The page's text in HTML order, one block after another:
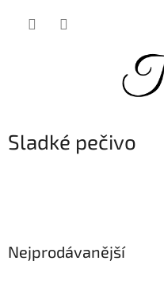
Sladké pečivo
Nejprodávanější